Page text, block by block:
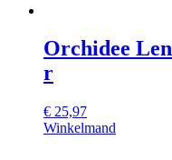
Orchidee
r
€ 25,97
Winkelmand